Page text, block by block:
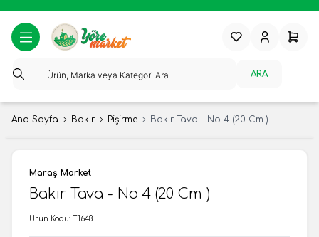
ARA
FavorilerimHesabım
Ana Sayfa Bakır Pişirme Bakır Tava - No 4 (20 Cm )
Maraş Market
Bakır Tava - No 4 (20 Cm )
Ürün Kodu: T1648